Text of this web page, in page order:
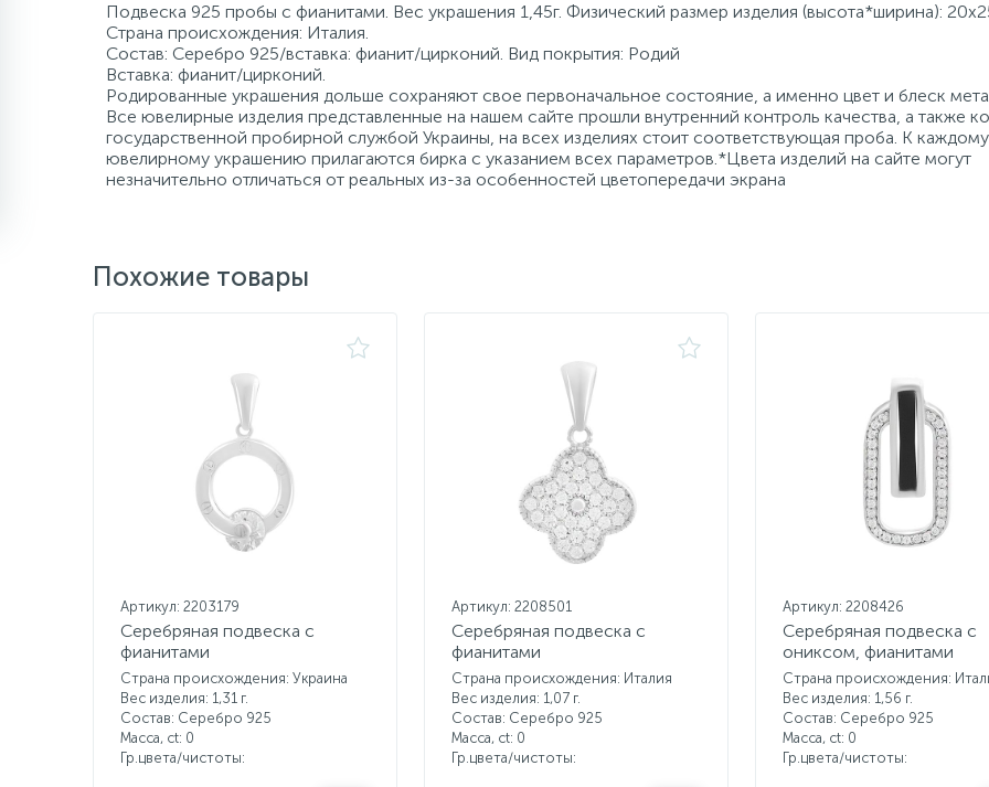
Подвеска 925 пробы с фианитами. Вес украшения 1,45г. Физический размер изделия (высота*ширина):
Страна происхождения: Италия.
Состав: Серебро 925/вставка: фианит/цирконий. Вид покрытия: Родий
Вставка: фианит/цирконий.
Родированные украшения дольше сохраняют свое первоначальное состояние, а именно цвет и блеск
Все ювелирные изделия представленные на нашем сайте прошли внутренний контроль качества, а также
государственной пробирной службой Украины, на всех изделиях стоит соответствующая проба. К каждому
ювелирному украшению прилагаются бирка с указанием всех параметров.*Цвета изделий на сайте могут
незначительно отличаться от реальных из-за особенностей цветопередачи экрана
Похожие товары
Артикул: 2203179
Серебряная подвеска с
фианитами
Страна происхождения: Украина
Вес изделия: 1,31 г.
Состав: Серебро 925
Масса, ct: 0
Гр.цвета/чистоты:
Артикул: 2208501
Серебряная подвеска с
фианитами
Страна происхождения: Италия
Вес изделия: 1,07 г.
Состав: Серебро 925
Масса, ct: 0
Гр.цвета/чистоты:
Артикул: 2208426
Серебряная подвеска с
ониксом, фианитами
Страна происхождения:
Вес изделия: 1,56 г.
Состав: Серебро 925
Масса, ct: 0
Гр.цвета/чистоты: